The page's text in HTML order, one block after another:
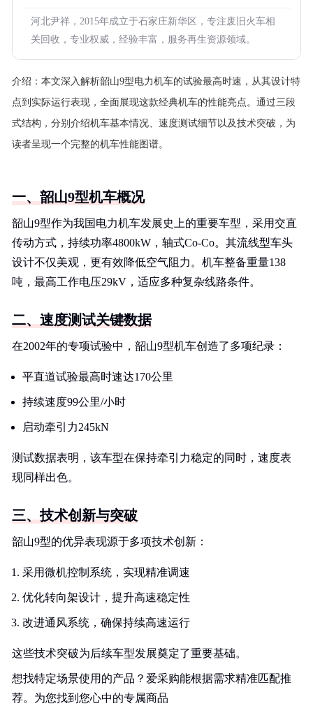
河北尹祥，2015年成立于石家庄新华区，专注废旧火车相
关回收，专业权威，经验丰富，服务再生资源领域。
介绍： 本文深入解析韶山9型电力机车的试验最高时速，从其设计特
点到实际运行表现，全面展现这款经典机车的性能亮点。通过三段
式结构，分别介绍机车基本情况、速度测试细节以及技术突破，为
读者呈现一个完整的机车性能图谱。
一、韶山9型机车概况
韶山9型作为我国电力机车发展史上的重要车型，采用交直
传动方式，持续功率4800kW，轴式Co-Co。其流线型车头
设计不仅美观，更有效降低空气阻力。机车整备重量138
吨，最高工作电压29kV，适应多种复杂线路条件。
二、速度测试关键数据
在2002年的专项试验中，韶山9型机车创造了多项纪录：
平直道试验最高时速达170公里
持续速度99公里/小时
启动牵引力245kN
测试数据表明，该车型在保持牵引力稳定的同时，速度表
现同样出色。
三、技术创新与突破
韶山9型的优异表现源于多项技术创新：
采用微机控制系统，实现精准调速
优化转向架设计，提升高速稳定性
改进通风系统，确保持续高速运行
这些技术突破为后续车型发展奠定了重要基础。
想找特定场景使用的产品？爱采购能根据需求精准匹配推
荐。为您找到您心中的专属商品